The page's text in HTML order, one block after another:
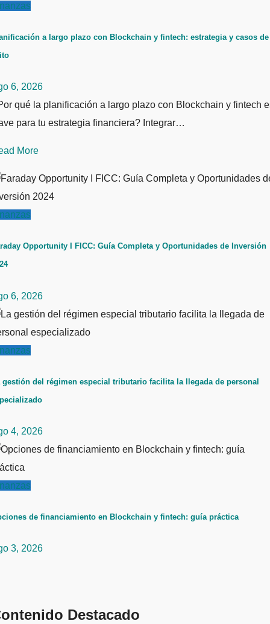
a largo plazo con Blockchain y fintech: estrategia y casos de
6, 2026
qué la planificación a largo plazo con Blockchain y fintech
para tu estrategia financiera? Integrar…
More
Opportunity I FICC: Guía Completa y Oportunidades de Inversión
6, 2026
gestión del régimen especial tributario facilita la llegada de personal
4, 2026
de financiamiento en Blockchain y fintech: guía práctica
3, 2026
Destacado